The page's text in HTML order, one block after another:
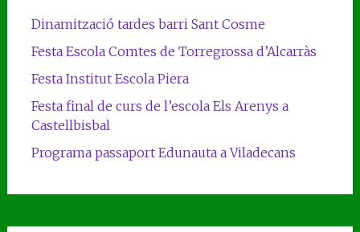
Dinamització tardes barri Sant Cosme
Festa Escola Comtes de Torregrossa d’Alcarràs
Festa Institut Escola Piera
Festa final de curs de l’escola Els Arenys a
Castellbisbal
Programa passaport Edunauta a Viladecans